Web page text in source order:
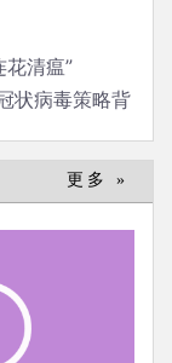
清瘟”
状病毒策略背
更多 »